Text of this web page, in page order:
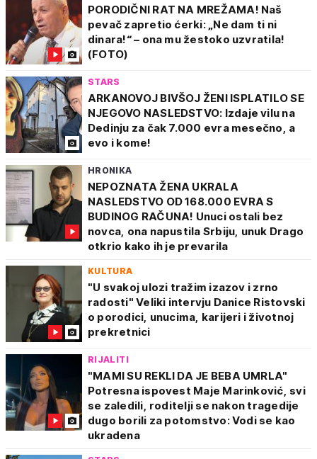
PORODIČNI RAT NA MREŽAMA! Naš
pevač zapretio ćerki: „Ne dam ti ni
dinara!“ – ona mu žestoko uzvratila!
(FOTO)
STARS
ARKANOVOJ BIVŠOJ ŽENI ISPLATILO SE
NJEGOVO NASLEDSTVO: Izdaje vilu na
Dedinju za čak 7.000 evra mesečno, a
evo i kome!
HRONIKA
NEPOZNATA ŽENA UKRALA
NASLEDSTVO OD 168.000 EVRA S
BUDINOG RAČUNA! Unuci ostali bez
novca, ona napustila Srbiju, unuk Drago
otkrio kako ih je prevarila
KULTURA
"U svakoj ulozi tražim izazov i zrno
radosti" Veliki intervju Danice Ristovski
o porodici, unucima, karijeri i životnoj
prekretnici
RIJALITI
"MAMI SU REKLI DA JE BEBA UMRLA"
Potresna ispovest Maje Marinković, svi
se zaledili, roditelji se nakon tragedije
dugo borili za potomstvo: Vodi se kao
ukradena